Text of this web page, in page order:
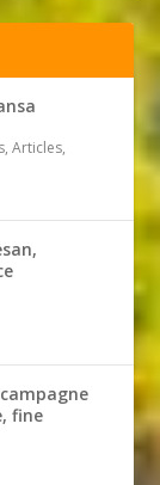
Articles,
fine